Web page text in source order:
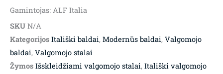
Gamintojas: ALF Italia
SKU N/A
Kategorijos Itališki baldai, Modernūs baldai, Valgomojo
baldai, Valgomojo stalai
Žymos Išskleidžiami valgomojo stalai, Itališki valgomojo